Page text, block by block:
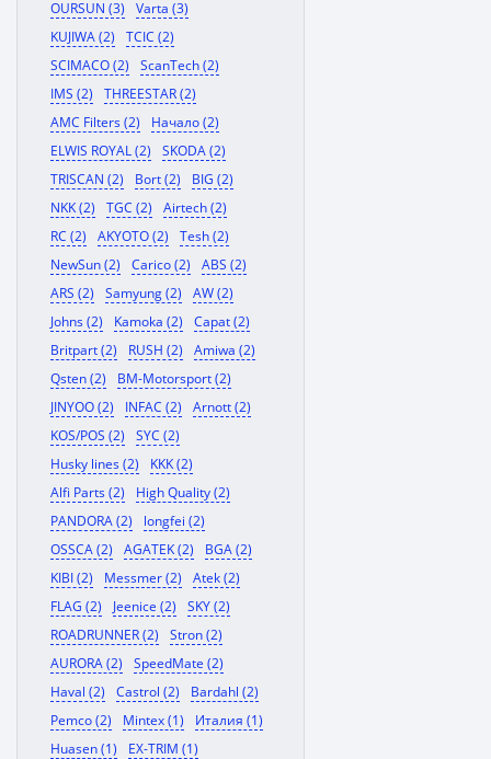
OURSUN (3)
Varta (3)
KUJIWA (2)
TCIC (2)
SCIMACO (2)
ScanTech (2)
IMS (2)
THREESTAR (2)
AMC Filters (2)
Начало (2)
ELWIS ROYAL (2)
SKODA (2)
TRISCAN (2)
Bort (2)
BIG (2)
NKK (2)
TGC (2)
Airtech (2)
RC (2)
AKYOTO (2)
Tesh (2)
NewSun (2)
Carico (2)
ABS (2)
ARS (2)
Samyung (2)
AW (2)
Johns (2)
Kamoka (2)
Capat (2)
Britpart (2)
RUSH (2)
Amiwa (2)
Qsten (2)
BM-Motorsport (2)
JINYOO (2)
INFAC (2)
Arnott (2)
KOS/POS (2)
SYC (2)
Husky lines (2)
KKK (2)
Alfi Parts (2)
High Quality (2)
PANDORA (2)
longfei (2)
OSSCA (2)
AGATEK (2)
BGA (2)
KIBI (2)
Messmer (2)
Atek (2)
FLAG (2)
Jeenice (2)
SKY (2)
ROADRUNNER (2)
Stron (2)
AURORA (2)
SpeedMate (2)
Haval (2)
Castrol (2)
Bardahl (2)
Pemco (2)
Mintex (1)
Италия (1)
Huasen (1)
EX-TRIM (1)